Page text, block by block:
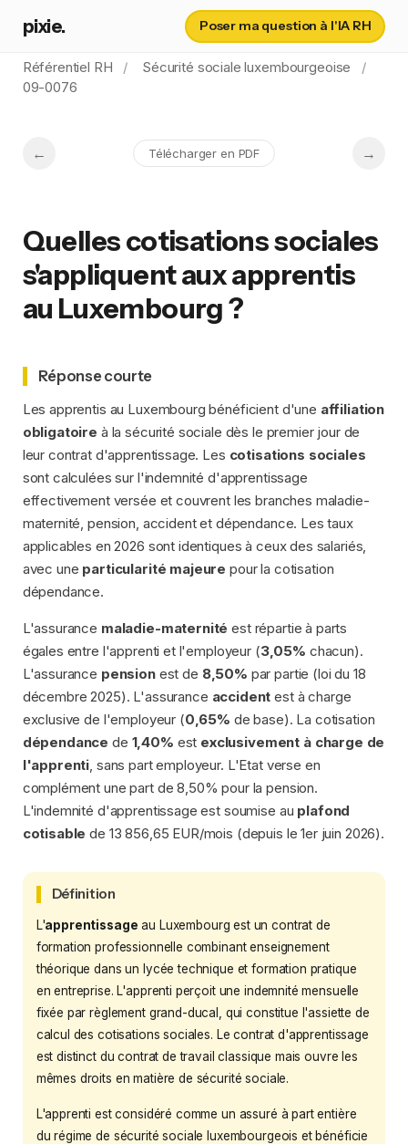
pixie. Poser ma question à l'IA RH
Référentiel RH
Sécurité sociale luxembourgeoise
09-0076
Télécharger en PDF
Quelles cotisations sociales
s'appliquent aux apprentis
au Luxembourg ?
Réponse courte
Les apprentis au Luxembourg bénéficient d'une affiliation
obligatoire à la sécurité sociale dès le premier jour de
leur contrat d'apprentissage. Les cotisations sociales
sont calculées sur l'indemnité d'apprentissage
effectivement versée et couvrent les branches maladie-
maternité, pension, accident et dépendance. Les taux
applicables en 2026 sont identiques à ceux des salariés,
avec une particularité majeure pour la cotisation
dépendance.
L'assurance maladie-maternité est répartie à parts
égales entre l'apprenti et l'employeur (3,05% chacun).
L'assurance pensionest de 8,50% par partie (loi du 18
décembre 2025). L'assurance accident est à charge
exclusive de l'employeur (0,65% de base). La cotisation
dépendance de 1,40% est exclusivement à charge de
l'apprenti , sans part employeur. L'Etat verse en
complément une part de 8,50% pour la pension.
L'indemnité d'apprentissage est soumise au plafond
cotisable de 13 856,65 EUR/mois (depuis le 1er juin 2026).
Définition
L'apprentissage au Luxembourg est un contrat de
formation professionnelle combinant enseignement
théorique dans un lycée technique et formation pratique
en entreprise. L'apprenti perçoit une indemnité mensuelle
fixée par règlement grand-ducal, qui constitue l'assiette de
calcul des cotisations sociales. Le contrat d'apprentissage
est distinct du contrat de travail classique mais ouvre les
mêmes droits en matière de sécurité sociale.
L'apprenti est considéré comme un assuré à part entière
du régime de sécurité sociale luxembourgeois et bénéficie